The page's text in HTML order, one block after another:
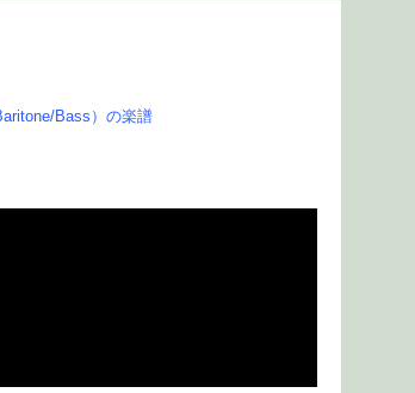
Bass）の楽譜